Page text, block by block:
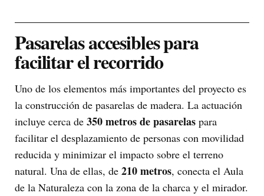
Pasarelas accesibles para
facilitar el recorrido
Uno de los elementos más importantes del proyecto es
la construcción de pasarelas de madera. La actuación
incluye cerca de 350 metros de pasarelas para
facilitar el desplazamiento de personas con movilidad
reducida y minimizar el impacto sobre el terreno
natural. Una de ellas, de 210 metros, conecta el Aula
de la Naturaleza con la zona de la charca y el mirador.